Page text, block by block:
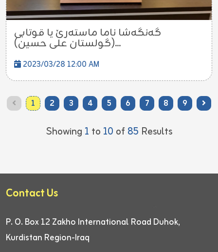
گەنگەشا ناما ماستەرێ یا قوتابی
(گولستان علی حسین)...
2023/03/28 12:00 AM
1 2 3 4 5 6 7 8 9
Showing 1 to 10 of85 Results
Contact Us
P. O. Box 12 Zakho International Road Duhok,
Kurdistan Region-Iraq